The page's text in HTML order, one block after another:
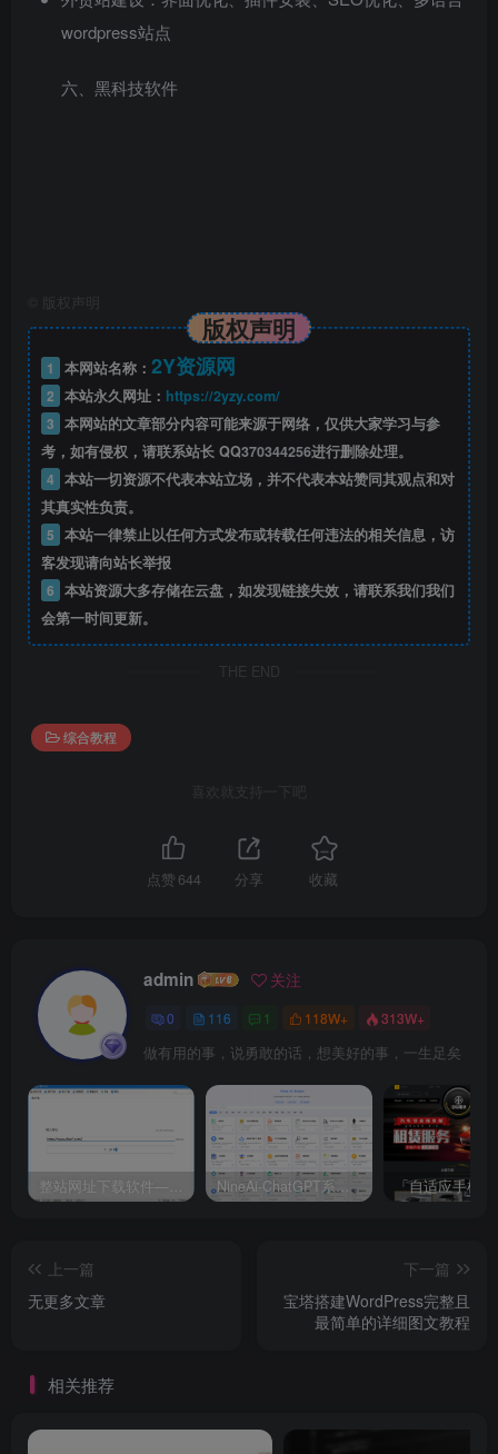
wordpress站点
六、黑科技软件
版权声明
版权声明
1 本网站名称： 2Y资源网
2 本站永久网址： https://2yzy.com/
3 本网站的文章部分内容可能来源于网络，仅供大家学习与参
考，如有侵权，请联系站长 QQ370344256进行删除处理。
4 本站一切资源不代表本站立场，并不代表本站赞同其观点和对
其真实性负责。
5 本站一律禁止以任何方式发布或转载任何违法的相关信息，访
客发现请向站长举报
6 本站资源大多存储在云盘，如发现链接失效，请联系我们我们
会第一时间更新。
THE END
综合教程
喜欢就支持一下吧
点赞 644 分享 收藏
admin 关注
0 116 1 118W+ 313W+
做有用的事，说勇敢的话，想美好的事，一生足矣
整站网址下载软件——XFT下载软件 NineAi-ChatGPT系统全开源源码及基本搭建教程
上一篇
无更多文章
下一篇
宝塔搭建WordPress完整且
最简单的详细图文教程
相关推荐